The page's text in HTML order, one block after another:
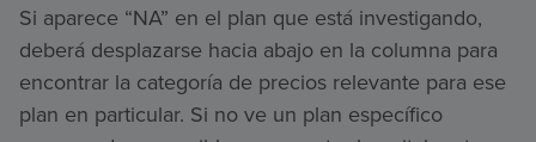
Si aparece “NA” en el plan que está investigando,
deberá desplazarse hacia abajo en la columna para
encontrar la categoría de precios relevante para ese
plan en particular. Si no ve un plan específico